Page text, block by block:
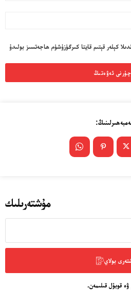
كېلەر قېتىم قايتا كىرگۈزۈشۈم ھاجەتسىز بولىدۇ
مۇشتەرىلىك
بولاي
قوبۇل قىلىمەن.